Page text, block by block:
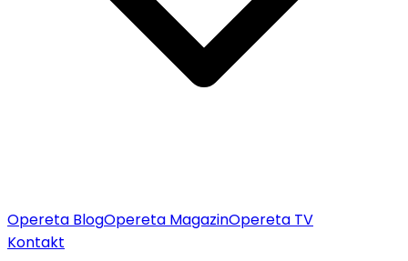
Opereta BlogOpereta MagazinOpereta TV
Kontakt